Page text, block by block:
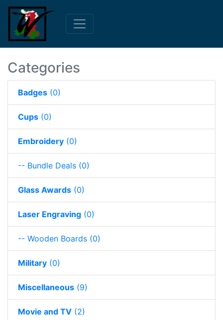
Categories
Badges (0)
Cups (0)
Embroidery (0)
-- Bundle Deals (0)
Glass Awards (0)
Laser Engraving (0)
-- Wooden Boards (0)
Military (0)
Miscellaneous (9)
Movie and TV (2)